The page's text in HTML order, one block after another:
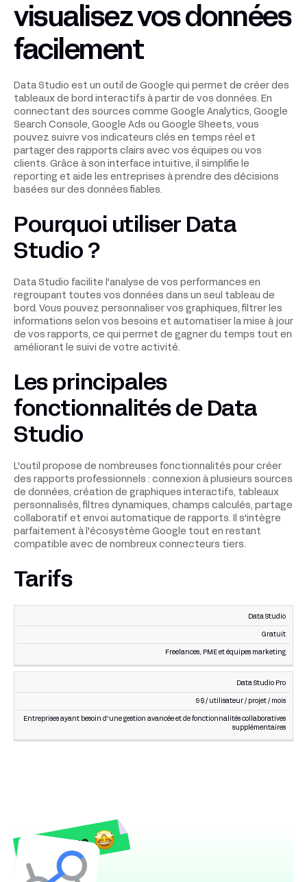
visualisez vos données
facilement
Data Studio est un outil de Google qui permet de créer des
tableaux de bord interactifs à partir de vos données. En
connectant des sources comme Google Analytics, Google
Search Console, Google Ads ou Google Sheets, vous
pouvez suivre vos indicateurs clés en temps réel et
partager des rapports clairs avec vos équipes ou vos
clients. Grâce à son interface intuitive, il simplifie le
reporting et aide les entreprises à prendre des décisions
basées sur des données fiables.
Pourquoi utiliser Data
Studio ?
Data Studio facilite l'analyse de vos performances en
regroupant toutes vos données dans un seul tableau de
bord. Vous pouvez personnaliser vos graphiques, filtrer les
informations selon vos besoins et automatiser la mise à jour
de vos rapports, ce qui permet de gagner du temps tout en
améliorant le suivi de votre activité.
Les principales
fonctionnalités de Data
Studio
L'outil propose de nombreuses fonctionnalités pour créer
des rapports professionnels : connexion à plusieurs sources
de données, création de graphiques interactifs, tableaux
personnalisés, filtres dynamiques, champs calculés, partage
collaboratif et envoi automatique de rapports. Il s'intègre
parfaitement à l'écosystème Google tout en restant
compatible avec de nombreux connecteurs tiers.
Tarifs
OFFRE PRIX
Data Studio
Gratuit
Freelances, PME et équipes marketing
Data Studio Pro
9 $ / utilisateur / projet / mois
Entreprises ayant besoin d'une gestion avancée et de fonctionnalités collaboratives
supplémentaires